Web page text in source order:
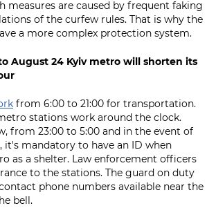
measures are caused by frequent faking
of the curfew rules. That is why the
a more complex protection system.
August 24 Kyiv metro will shorten its
from 6:00 to 21:00 for transportation.
stations work around the clock.
from 23:00 to 5:00 and in the event of
it's mandatory to have an ID when
as a shelter. Law enforcement officers
to the stations. The guard on duty
phone numbers available near the
bell.